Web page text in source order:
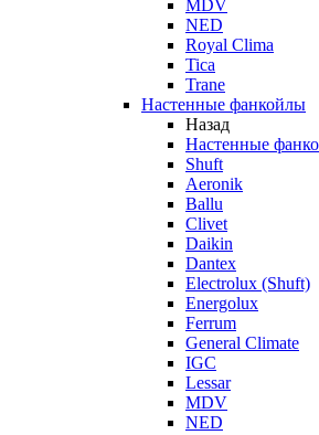
MDV
NED
Royal Clima
Tica
Trane
Настенные фанкойлы
Назад
Настенные
Shuft
Aeronik
Ballu
Clivet
Daikin
Dantex
Electrolux (Shuft)
Energolux
Ferrum
General Climate
IGC
Lessar
MDV
NED